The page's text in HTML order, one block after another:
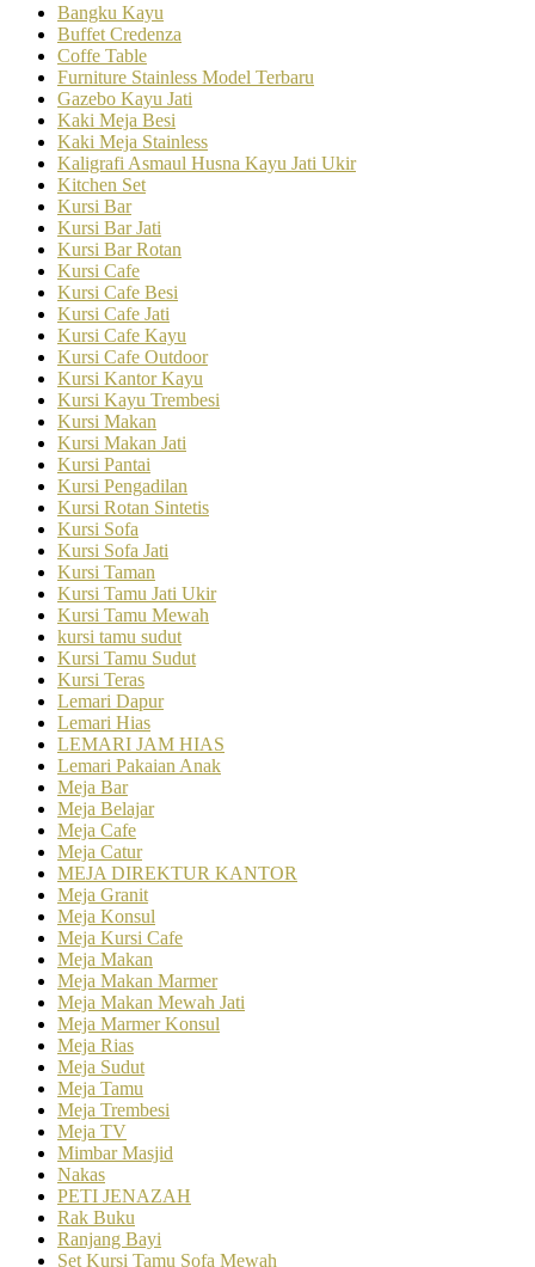
Bangku Kayu
Buffet Credenza
Coffe Table
Furniture Stainless Model Terbaru
Gazebo Kayu Jati
Kaki Meja Besi
Kaki Meja Stainless
Kaligrafi Asmaul Husna Kayu Jati Ukir
Kitchen Set
Kursi Bar
Kursi Bar Jati
Kursi Bar Rotan
Kursi Cafe
Kursi Cafe Besi
Kursi Cafe Jati
Kursi Cafe Kayu
Kursi Cafe Outdoor
Kursi Kantor Kayu
Kursi Kayu Trembesi
Kursi Makan
Kursi Makan Jati
Kursi Pantai
Kursi Pengadilan
Kursi Rotan Sintetis
Kursi Sofa
Kursi Sofa Jati
Kursi Taman
Kursi Tamu Jati Ukir
Kursi Tamu Mewah
kursi tamu sudut
Kursi Tamu Sudut
Kursi Teras
Lemari Dapur
Lemari Hias
LEMARI JAM HIAS
Lemari Pakaian Anak
Meja Bar
Meja Belajar
Meja Cafe
Meja Catur
MEJA DIREKTUR KANTOR
Meja Granit
Meja Konsul
Meja Kursi Cafe
Meja Makan
Meja Makan Marmer
Meja Makan Mewah Jati
Meja Marmer Konsul
Meja Rias
Meja Sudut
Meja Tamu
Meja Trembesi
Meja TV
Mimbar Masjid
Nakas
PETI JENAZAH
Rak Buku
Ranjang Bayi
Set Kursi Tamu Sofa Mewah